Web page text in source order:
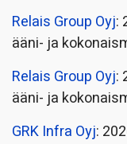
Relais Group Oyj:
ääni- ja
Relais Group Oyj:
ääni- ja
GRK Infra Oyj: